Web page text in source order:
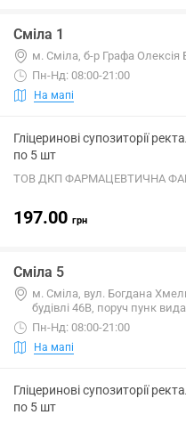
Сміла 1
м. Сміла, б-р Графа Олексія
Пн-Нд: 08:00-21:00
На мапі
Гліцеринові супозиторії
по 5 шт
ТОВ ДКП ФАРМАЦЕВТИЧНА
197.00 грн
Сміла 5
м. Сміла, вул. Богдана
будівлі 46В, поруч пунк
Пн-Нд: 08:00-21:00
На мапі
Гліцеринові супозиторії
по 5 шт